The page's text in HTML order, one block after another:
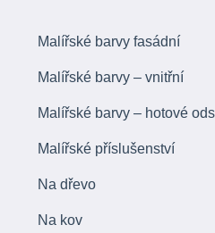
Malířské barvy fasádní
Malířské barvy – vnitřní
Malířské barvy – hotové
Malířské příslušenství
Na dřevo
Na kov